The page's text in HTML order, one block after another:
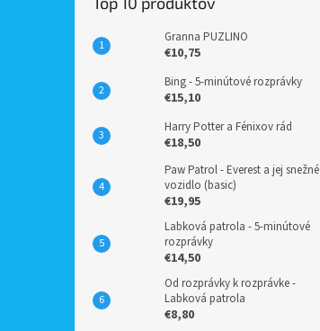
Granna PUZLINO
€10,75
Bing - 5-minútové rozprávky
€15,10
Harry Potter a Fénixov rád
€18,50
Paw Patrol - Everest a jej snežné
vozidlo (basic)
€19,95
Labková patrola - 5-minútové
rozprávky
€14,50
Od rozprávky k rozprávke -
Labková patrola
€8,80